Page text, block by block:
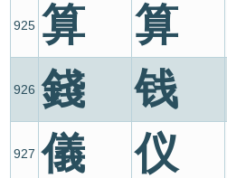
925 算 算
926 錢 钱
927 儀 仪